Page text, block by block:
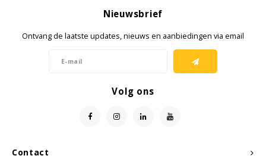
Contact
Nieuwsbrief
Ontvang de laatste updates, nieuws en aanbiedingen via email
Volg ons